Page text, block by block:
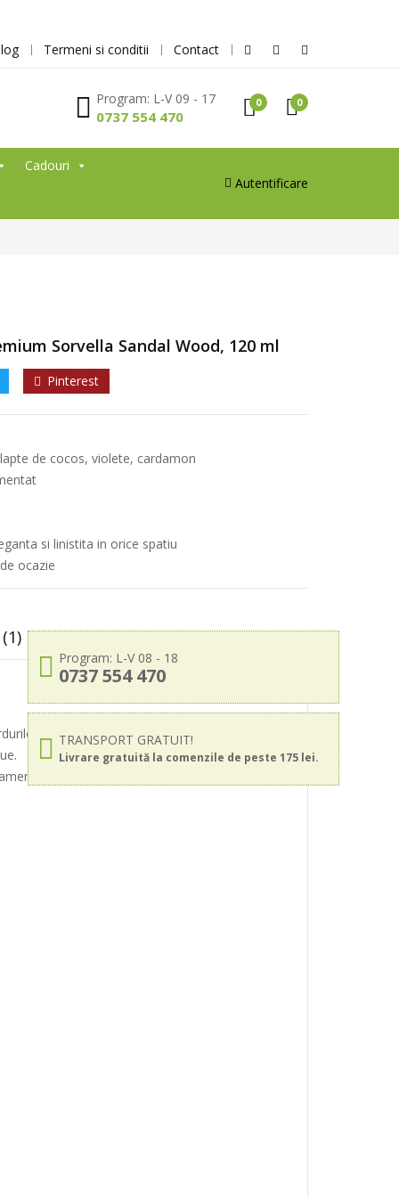
Termeni si conditii Contact
Program: L-V 09 - 17
0737 554 470
0 0
Cadouri
Autentificare
Sorvella Sandal Wood, 120 ml
Pinterest
de cocos, violete, cardamon
si linistita in orice spatiu
ocazie
Program: L-V 08 - 18
0737 554 470
TRANSPORT GRATUIT!
Livrare gratuită la comenzile de peste 175 lei.
lemnoase, de patchouli si vanilie. Parfumul
mai mici, ajustand intensitatea dupa